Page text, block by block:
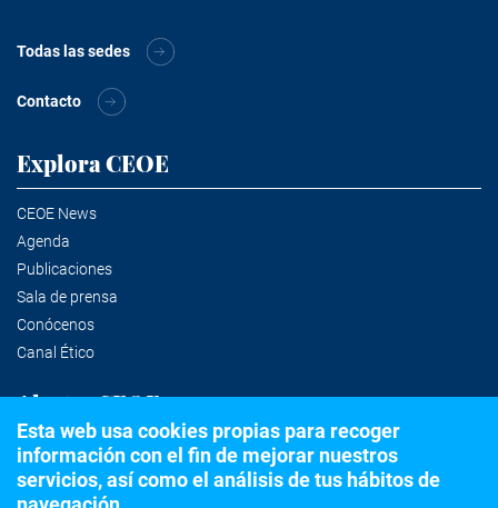
Todas las sedes
Contacto
Explora CEOE
CEOE News
Agenda
Publicaciones
Sala de prensa
Conócenos
Canal Ético
Alertas CEOE
Suscríbete a la newsletter
Esta web usa cookies propias para recoger
información con el fin de mejorar nuestros
servicios, así como el análisis de tus hábitos de